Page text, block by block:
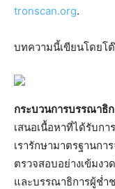
tronscan.org.
บทความนี้เขียนโดยโต๊
กระบวนการบรรณาธิ
เสนอเนื้อหาที่ได้รับกา
เรารักษามาตรฐานก
ตรวจสอบอย่างเข้มง
และบรรณาธิการผู้ช่ำ